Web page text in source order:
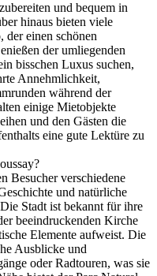
und bequem in
hinaus bieten viele
der einen schönen
der umliegenden
bisschen Luxus suchen,
Annehmlichkeit,
während der
einige Mietobjekte
und den Gästen die
eine gute Lektüre zu
Besucher verschiedene
und natürliche
Stadt ist bekannt für ihre
beeindruckenden Kirche
Elemente aufweist. Die
Ausblicke und
oder Radtouren, was sie